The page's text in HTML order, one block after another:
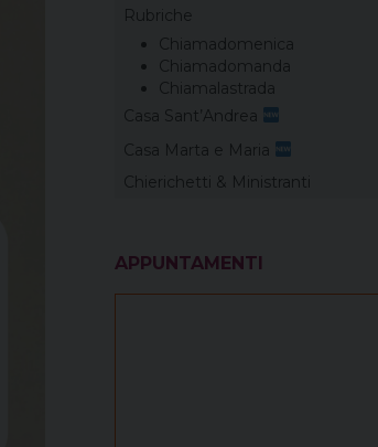
Rubriche
Chiamadomenica
Chiamadomanda
Chiamalastrada
Casa Sant’Andrea
Casa Marta e Maria
Chierichetti & Ministranti
APPUNTAMENTI